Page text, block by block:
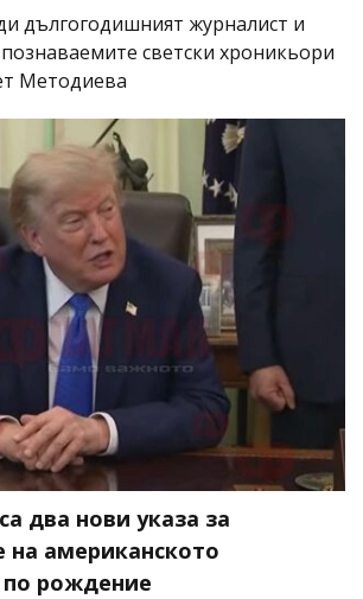
дългогодишният журналист и
светски хроникьори
Методиева
два нови указа за
на американското
рождение